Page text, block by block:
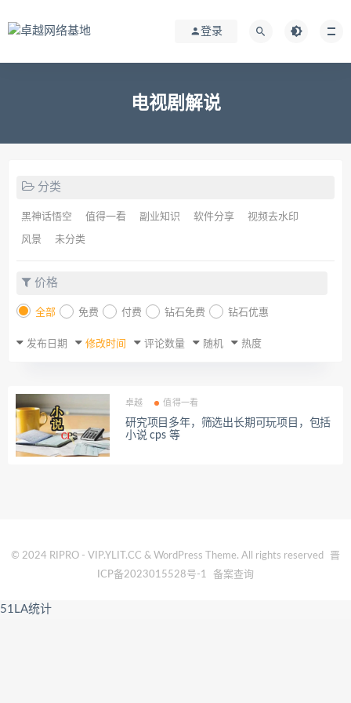
登录
电视剧解说
分类
黑神话悟空 值得一看 副业知识 软件分享 视频去水印
风景 未分类
价格
全部 免费 付费 钻石免费 钻石优惠
发布日期 修改时间 评论数量 随机 热度
卓越 值得一看
研究项目多年，筛选出长期可玩项目，包括
小说 cps 等
© 2024 RIPRO - VIP.YLIT.CC & WordPress Theme. All rights reserved
晋
ICP备2023015528号-1
备案查询
51LA统计